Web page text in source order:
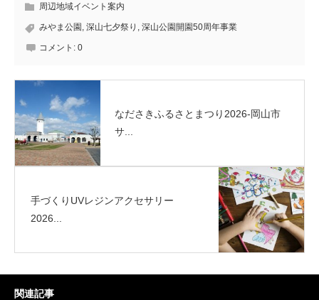
周辺地域イベント案内
みやま公園 , 深山七夕祭り , 深山公園開園50周年事業
コメント: 0
なださきふるさとまつり2026-岡山市
サ...
手づくりUVレジンアクセサリー
2026...
関連記事